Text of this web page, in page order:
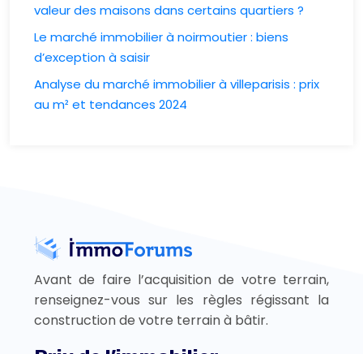
valeur des maisons dans certains quartiers ?
Le marché immobilier à noirmoutier : biens
d’exception à saisir
Analyse du marché immobilier à villeparisis : prix
au m² et tendances 2024
Avant de faire l’acquisition de votre terrain,
renseignez-vous sur les règles régissant la
construction de votre terrain à bâtir.